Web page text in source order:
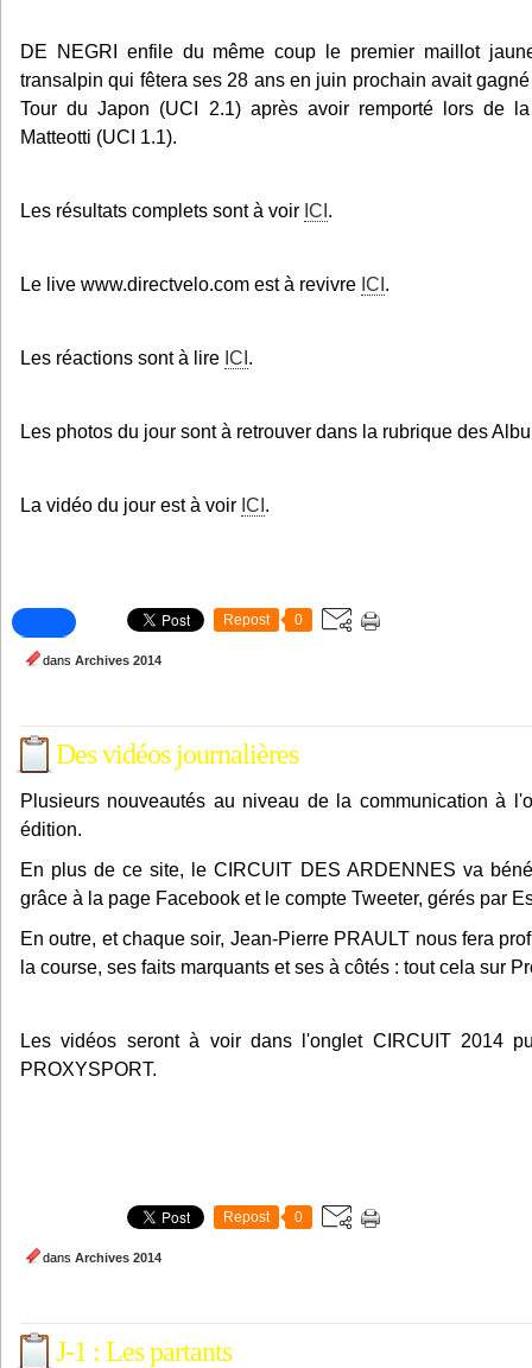
DE NEGRI enfile du même coup le premier maillot
transalpin qui fêtera ses 28 ans en juin prochain avait
Tour du Japon (UCI 2.1) après avoir remporté lors de
Matteotti (UCI 1.1).
Les résultats complets sont à voir ICI .
Le live www.directvelo.com est à revivre ICI .
Les réactions sont à lire ICI .
Les photos du jour sont à retrouver dans la rubrique des
La vidéo du jour est à voir ICI .
Repost 0
dans Archives 2014
Des vidéos journalières
Plusieurs nouveautés au niveau de la communication à
édition.
En plus de ce site, le CIRCUIT DES ARDENNES va
grâce à la page Facebook et le compte Tweeter, gérés par
En outre, et chaque soir, Jean-Pierre PRAULT nous fera
la course, ses faits marquants et ses à côtés : tout cela sur
Les vidéos seront à voir dans l'onglet CIRCUIT 2014
PROXYSPORT.
Repost 0
dans Archives 2014
J-1 : Les partants